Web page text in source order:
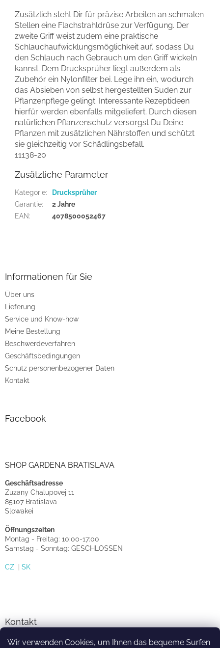
Wir verwenden Cookies, um Ihnen das bequeme Surfen
Zusätzlich steht Dir für präzise Arbeiten an schmalen
Stellen eine Flachstrahldrüse zur Verfügung. Der
zweite Griff weist zudem eine praktische
Schlauchaufwicklungsmöglichkeit auf, sodass Du
den Schlauch nach Gebrauch um den Griff wickeln
kannst. Dem Drucksprüher liegt außerdem als
Zubehör ein Nylonfilter bei. Lege ihn ein, wodurch
das Absieben von selbst hergestellten Suden zur
Pflanzenpflege gelingt. Interessante Rezeptideen
hierfür werden ebenfalls mitgeliefert. Durch diesen
natürlichen Pflanzenschutz versorgst Du Deine
Pflanzen mit zusätzlichen Nährstoffen und schützt
sie gleichzeitig vor Schädlingsbefall.
11138-20
Zusätzliche Parameter
Kategorie:
Drucksprüher
Garantie:
2 Jahre
EAN: 4078500052467
e
Informationen für Sie
Über uns
Lieferung
Service und Know-how
Meine Bestellung
Beschwerdeverfahren
Geschäftsbedingungen
Schutz personenbezogener Daten
Kontakt
Facebook
SHOP GARDENA BRATISLAVA
Geschäftsadresse
Zuzany Chalupovej 11
85107 Bratislava
Slowakei
Öffnungszeiten
Montag - Freitag: 10:00-17:00
Samstag - Sonntag: GESCHLOSSEN
CZ SK
Kontakt
info@sprinkler-eshop.at